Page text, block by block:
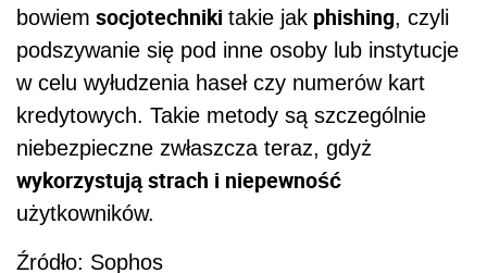
bowiem socjotechniki takie jak phishing, czyli
podszywanie się pod inne osoby lub instytucje
w celu wyłudzenia haseł czy numerów kart
kredytowych. Takie metody są szczególnie
niebezpieczne zwłaszcza teraz, gdyż
wykorzystują strach i niepewność
użytkowników.
Źródło: Sophos